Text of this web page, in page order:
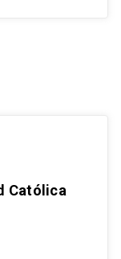
Católica